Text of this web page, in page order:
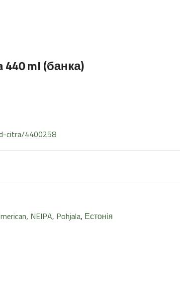
440 ml (банка)
citra/4400258
, NEIPA, Pohjala, Естонія